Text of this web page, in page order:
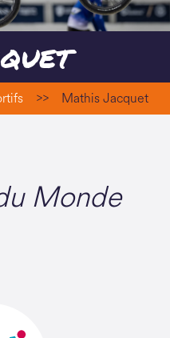
>> Mathis Jacquet
Monde